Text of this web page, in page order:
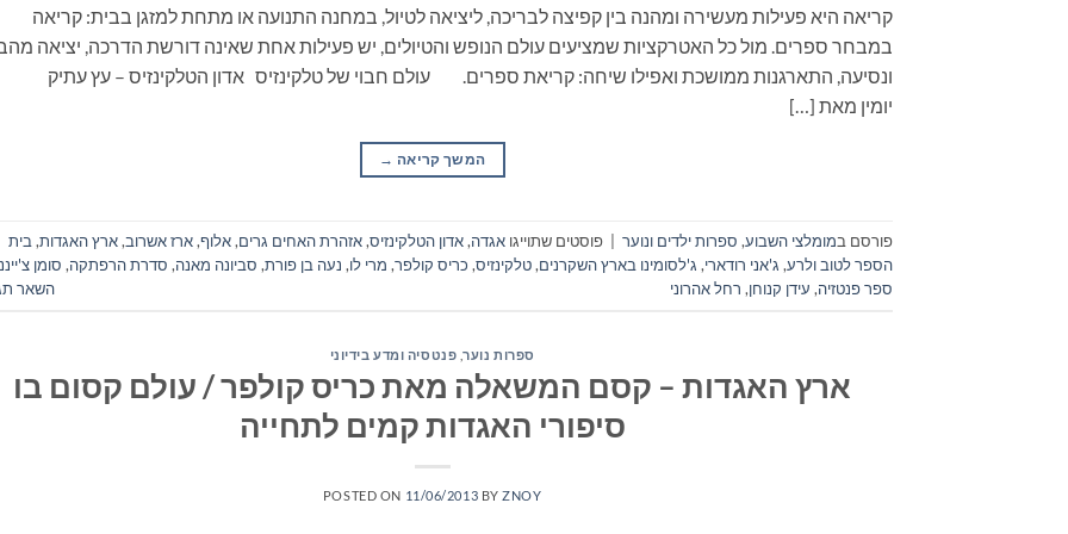
קריאה היא פעילות מעשירה ומהנה בין קפיצה לבריכה, ליציאה לטיול, במחנה התנועה או מתחת למזגן בבית: קריאה
במבחר ספרים. מול כל האטרקציות שמציעים עולם הנופש והטיולים, יש פעילות אחת שאינה דורשת הדרכה, יציאה
ונסיעה, התארגנות ממושכת ואפילו שיחה: קריאת ספרים. עולם חבוי של טלקינזיס אדון הטלקינזיס – עץ עתיק
יומין מאת […]
המשך קריאה →
פורסם במומלצי השבוע, ספרות ילדים ונוער פוסטים שתוייגו אגדה,אדון הטלקינזיס,אזהרת האחים גרים,אלוף,ארז אשרוב,ארץ האגדות, בית
הספר לטוב ולרע, ג'אני רודארי, ג'לסומינו בארץ השקרנים,טלקינזיס, כריס קולפר, מרי לו, נעה בן פורת, סביונה מאנה, סדרת הרפתקה, סומן
ספר פנטזיה, עידן קנוחן, רחל אהרוני השאר
ספרות נוער, פנטסיה ומדע בידיוני
ארץ האגדות – קסם המשאלה מאת כריס קולפר / עולם קסום בו
סיפורי האגדות קמים לתחייה
POSTED ON 11/06/2013 BYZNOY